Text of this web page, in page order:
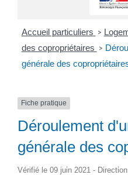
Accueil particuliers >
des copropriétaires >
générale des
Fiche pratique
Déroulement
générale des
Vérifié le 09 juin 2021 -